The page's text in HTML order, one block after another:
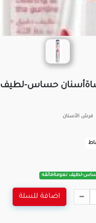
حساس-لطيف
فرش الأسنان
لطيف نعومةفائقه
اضافة للسلة